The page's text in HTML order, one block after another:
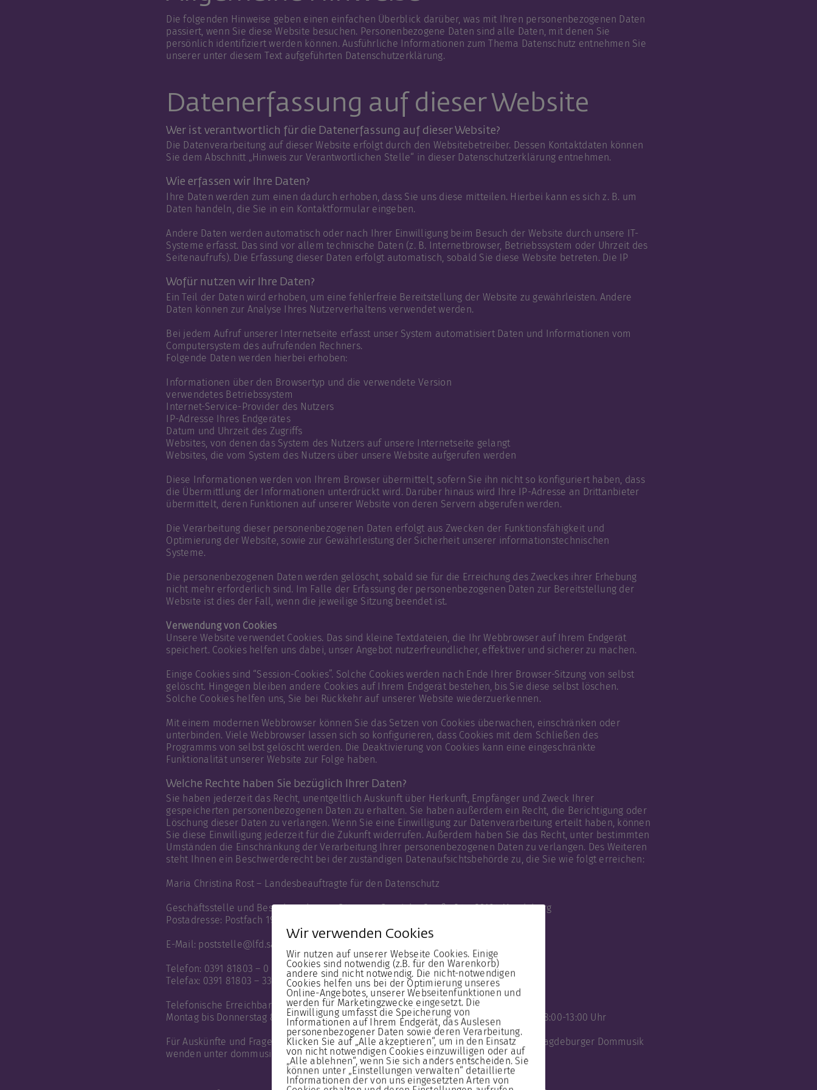
Die folgenden Hinweise geben einen einfachen Überblick darüber, was mit Ihren personenbezogenen Daten
passiert, wenn Sie diese Website besuchen. Personenbezogene Daten sind alle Daten, mit denen Sie
persönlich identifiziert werden können. Ausführliche Informationen zum Thema Datenschutz entnehmen Sie
unserer unter diesem Text aufgeführten Datenschutzerklärung.
Datenerfassung auf dieser Website
Wer ist verantwortlich für die Datenerfassung auf dieser Website?
Die Datenverarbeitung auf dieser Website erfolgt durch den Websitebetreiber. Dessen Kontaktdaten können
Sie dem Abschnitt „Hinweis zur Verantwortlichen Stelle“ in dieser Datenschutzerklärung entnehmen.
Wie erfassen wir Ihre Daten?
Ihre Daten werden zum einen dadurch erhoben, dass Sie uns diese mitteilen. Hierbei kann es sich z. B. um
Daten handeln, die Sie in ein Kontaktformular eingeben.
Andere Daten werden automatisch oder nach Ihrer Einwilligung beim Besuch der Website durch unsere IT-
Systeme erfasst. Das sind vor allem technische Daten (z. B. Internetbrowser, Betriebssystem oder Uhrzeit des
Seitenaufrufs). Die Erfassung dieser Daten erfolgt automatisch, sobald Sie diese Website betreten. Die IP
Wofür nutzen wir Ihre Daten?
Ein Teil der Daten wird erhoben, um eine fehlerfreie Bereitstellung der Website zu gewährleisten. Andere
Daten können zur Analyse Ihres Nutzerverhaltens verwendet werden.
Bei jedem Aufruf unserer Internetseite erfasst unser System automatisiert Daten und Informationen vom
Computersystem des aufrufenden Rechners.
Folgende Daten werden hierbei erhoben:
Informationen über den Browsertyp und die verwendete Version
verwendetes Betriebssystem
Internet-Service-Provider des Nutzers
IP-Adresse Ihres Endgerätes
Datum und Uhrzeit des Zugriffs
Websites, von denen das System des Nutzers auf unsere Internetseite gelangt
Websites, die vom System des Nutzers über unsere Website aufgerufen werden
Diese Informationen werden von Ihrem Browser übermittelt, sofern Sie ihn nicht so konfiguriert haben, dass
die Übermittlung der Informationen unterdrückt wird. Darüber hinaus wird Ihre IP-Adresse an Drittanbieter
übermittelt, deren Funktionen auf unserer Website von deren Servern abgerufen werden.
Die Verarbeitung dieser personenbezogenen Daten erfolgt aus Zwecken der Funktionsfähigkeit und
Optimierung der Website, sowie zur Gewährleistung der Sicherheit unserer informationstechnischen
Systeme.
Die personenbezogenen Daten werden gelöscht, sobald sie für die Erreichung des Zweckes ihrer Erhebung
nicht mehr erforderlich sind. Im Falle der Erfassung der personenbezogenen Daten zur Bereitstellung der
Website ist dies der Fall, wenn die jeweilige Sitzung beendet ist.
Verwendung von Cookies
Unsere Website verwendet Cookies. Das sind kleine Textdateien, die Ihr Webbrowser auf Ihrem Endgerät
speichert. Cookies helfen uns dabei, unser Angebot nutzerfreundlicher, effektiver und sicherer zu machen.
Einige Cookies sind “Session-Cookies”. Solche Cookies werden nach Ende Ihrer Browser-Sitzung von selbst
gelöscht. Hingegen bleiben andere Cookies auf Ihrem Endgerät bestehen, bis Sie diese selbst löschen.
Solche Cookies helfen uns, Sie bei Rückkehr auf unserer Website wiederzuerkennen.
Mit einem modernen Webbrowser können Sie das Setzen von Cookies überwachen, einschränken oder
unterbinden. Viele Webbrowser lassen sich so konfigurieren, dass Cookies mit dem Schließen des
Programms von selbst gelöscht werden. Die Deaktivierung von Cookies kann eine eingeschränkte
Funktionalität unserer Website zur Folge haben.
Welche Rechte haben Sie bezüglich Ihrer Daten?
Sie haben jederzeit das Recht, unentgeltlich Auskunft über Herkunft, Empfänger und Zweck Ihrer
gespeicherten personenbezogenen Daten zu erhalten. Sie haben außerdem ein Recht, die Berichtigung oder
Löschung dieser Daten zu verlangen. Wenn Sie eine Einwilligung zur Datenverarbeitung erteilt haben, können
Sie diese Einwilligung jederzeit für die Zukunft widerrufen. Außerdem haben Sie das Recht, unter bestimmten
Umständen die Einschränkung der Verarbeitung Ihrer personenbezogenen Daten zu verlangen. Des Weiteren
steht Ihnen ein Beschwerderecht bei der zuständigen Datenaufsichtsbehörde zu, die Sie wie folgt erreichen:
Maria Christina Rost – Landesbeauftragte für den Datenschutz
Geschäftsstelle und Besucheradresse: Otto-von-Guericke-Straße 34a, 39104 Magdeburg
Postadresse: Postfach 1947, 39009 Magdeburg
E-Mail: poststelle@lfd.sachsen-anhalt.de
Telefon: 0391 81803 – 0
Telefax: 0391 81803 – 33
Telefonische Erreichbarkeit:
Montag bis Donnerstag 8:00-12:00 Uhr und 14:00-15:30 Uhr, Freitag und vor Feiertagen 8:00-13:00 Uhr
Für Auskünfte und Fragen zum Thema Datenschutz können Sie sich jederzeit an die Magdeburger Dommusik
wenden unter dommusik@magdeburgerdom.de
Wir verwenden Cookies
Wir nutzen auf unserer Webseite Cookies. Einige
Cookies sind notwendig (z.B. für den Warenkorb)
andere sind nicht notwendig. Die nicht-notwendigen
Cookies helfen uns bei der Optimierung unseres
Online-Angebotes, unserer Webseitenfunktionen und
werden für Marketingzwecke eingesetzt. Die
Einwilligung umfasst die Speicherung von
Informationen auf Ihrem Endgerät, das Auslesen
personenbezogener Daten sowie deren Verarbeitung.
Klicken Sie auf „Alle akzeptieren“, um in den Einsatz
von nicht notwendigen Cookies einzuwilligen oder auf
„Alle ablehnen“, wenn Sie sich anders entscheiden. Sie
können unter „Einstellungen verwalten“ detaillierte
Informationen der von uns eingesetzten Arten von